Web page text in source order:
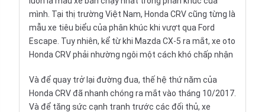
mình. Tại thị trường Việt Nam, Honda CRV cũng từng là
mẫu xe tiêu biểu của phân khúc khi vượt qua Ford
Escape. Tuy nhiên, kể từ khi Mazda CX-5 ra mắt, xe oto
Honda CRV phải nhường ngôi một cách khó chấp nhận
Và để quay trở lại đường đua, thế hệ thứ năm của
Honda CRV đã nhanh chóng ra mắt vào tháng 10/2017.
Và để tăng sức cạnh tranh trước các đối thủ, xe